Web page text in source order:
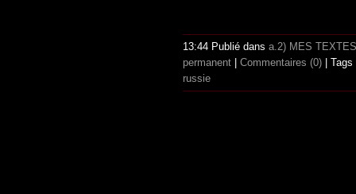
13:44 Publié dans a.2) MES TEXTES
permanent
Commentaires (0) |
russie